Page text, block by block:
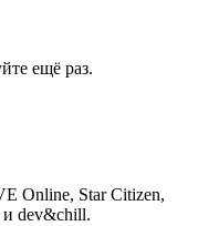
ещё раз.
Online, Star Citizen,
dev&chill.